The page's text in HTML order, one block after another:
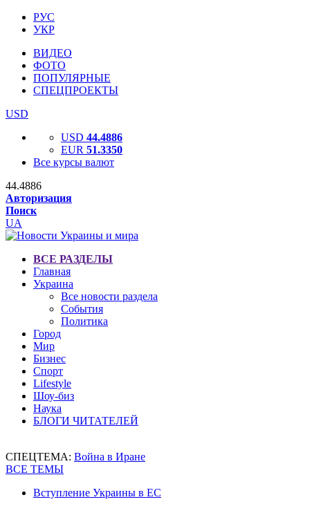
РУС
УКР
ВИДЕО
ФОТО
ПОПУЛЯРНЫЕ
СПЕЦПРОЕКТЫ
USD
USD 44.4886
EUR 51.3350
Все курсы валют
44.4886
Авторизация
Поиск
UA
ВСЕ РАЗДЕЛЫ
Главная
Украина
Все новости раздела
События
Политика
Город
Мир
Бизнес
Спорт
Lifestyle
Шоу-биз
Наука
БЛОГИ ЧИТАТЕЛЕЙ
СПЕЦТЕМА: Война в Иране
ВСЕ ТЕМЫ
Вступление Украины в ЕС